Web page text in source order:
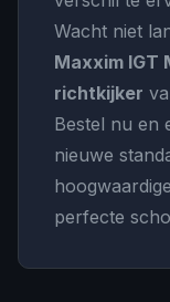
Wacht niet
Maxxim IGT
richtkijker
Bestel nu en
nieuwe
perfecte